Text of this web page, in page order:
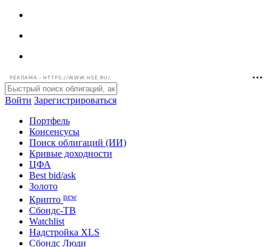
РЕКЛАМА • HTTPS://WWW.HSE.RU/
Войти Зарегистрироваться
Портфель
Консенсусы
Поиск облигаций (ИИ)
Кривые доходности
ЦФА
Best bid/ask
Золото
Крипто new